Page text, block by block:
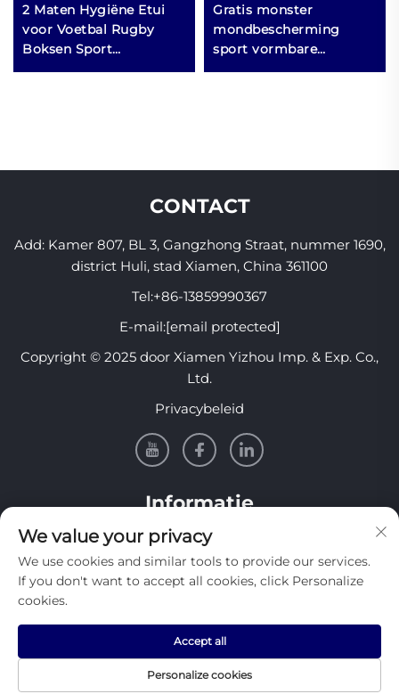
2 Maten Hygiëne Etui
voor Voetbal Rugby
Boksen Sport
Gratis monster
mondbescherming
sport vormbare
CONTACT
Add: Kamer 807, BL 3, Gangzhong Straat, nummer 1690,
district Huli, stad Xiamen, China 361100
Tel:+86-13859990367
E-mail:[email protected]
Copyright © 2025 door Xiamen Yizhou Imp. & Exp. Co.,
Ltd.
Privacybeleid
Informatie
Meld je aan om onze wekelijkse nieuwsbrief te
ontvangen
Verzenden
We value your privacy
We use cookies and similar tools to provide our services.
If you don't want to accept all cookies, click Personalize
cookies.
Personalize cookies
Accept all